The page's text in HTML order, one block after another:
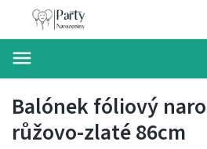
Balónek fóliový
růžovo-zlaté 86cm